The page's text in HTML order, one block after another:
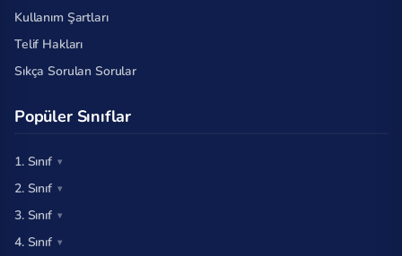
Kullanım Şartları
Telif Hakları
Sıkça Sorulan Sorular
Popüler Sınıflar
1. Sınıf
2. Sınıf
3. Sınıf
4. Sınıf